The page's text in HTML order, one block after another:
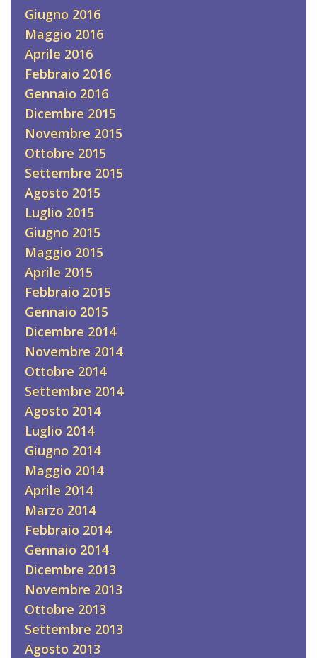
Giugno 2016
Maggio 2016
Aprile 2016
Febbraio 2016
Gennaio 2016
Dicembre 2015
Novembre 2015
Ottobre 2015
Settembre 2015
Agosto 2015
Luglio 2015
Giugno 2015
Maggio 2015
Aprile 2015
Febbraio 2015
Gennaio 2015
Dicembre 2014
Novembre 2014
Ottobre 2014
Settembre 2014
Agosto 2014
Luglio 2014
Giugno 2014
Maggio 2014
Aprile 2014
Marzo 2014
Febbraio 2014
Gennaio 2014
Dicembre 2013
Novembre 2013
Ottobre 2013
Settembre 2013
Agosto 2013